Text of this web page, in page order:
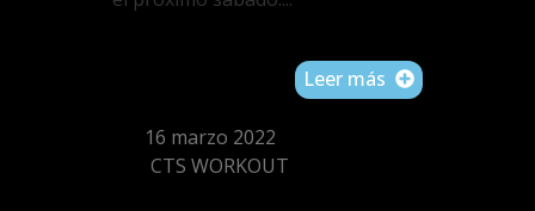
Leer más
16 marzo 2022
CTS WORKOUT